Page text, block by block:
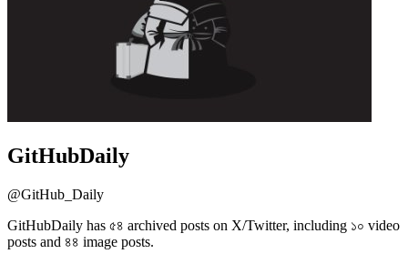
GitHubDaily
@GitHub_Daily
GitHubDaily has ৫৪ archived posts on X/Twitter, including ১০ video
posts and ৪৪ image posts.